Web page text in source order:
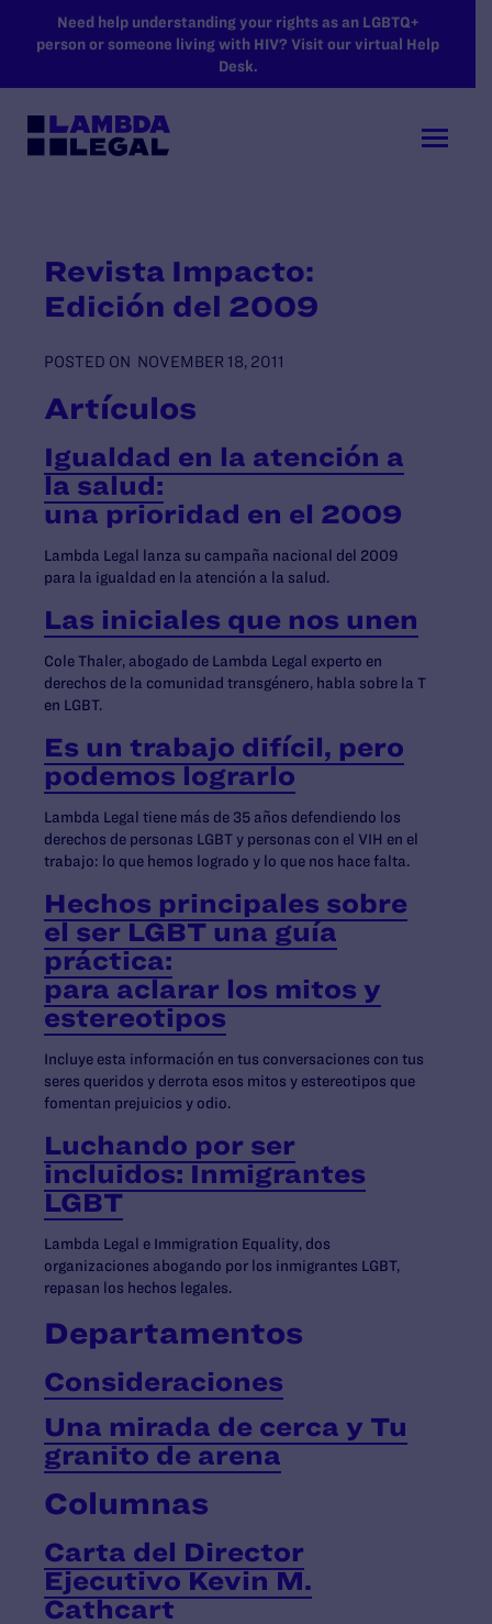
SKIP TO MAIN CONTENT
Need help understanding your rights as an LGBTQ+
person or someone living with HIV? Visit our virtual Help
Desk.
Revista Impacto:
Edición del 2009
POSTED ON NOVEMBER 18, 2011
Artículos
Igualdad en la atención a
la salud:
una prioridad en el 2009
Lambda Legal lanza su campaña nacional del 2009
para la igualdad en la atención a la salud.
Las iniciales que nos unen
Cole Thaler, abogado de Lambda Legal experto en
derechos de la comunidad transgénero, habla sobre la T
en LGBT.
Es un trabajo difícil, pero
podemos lograrlo
Lambda Legal tiene más de 35 años defendiendo los
derechos de personas LGBT y personas con el VIH en el
trabajo: lo que hemos logrado y lo que nos hace falta.
Hechos principales sobre
el ser LGBT una guía
práctica:
para aclarar los mitos y
estereotipos
Incluye esta información en tus conversaciones con tus
seres queridos y derrota esos mitos y estereotipos que
fomentan prejuicios y odio.
Luchando por ser
incluidos: Inmigrantes
LGBT
Lambda Legal e Immigration Equality, dos
organizaciones abogando por los inmigrantes LGBT,
repasan los hechos legales.
Departamentos
Consideraciones
Una mirada de cerca y Tu
granito de arena
Columnas
Carta del Director
Ejecutivo Kevin M.
Cathcart